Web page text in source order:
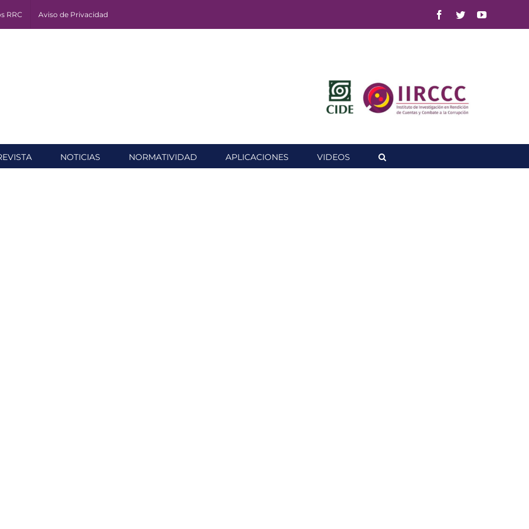
RRC Aviso de Privacidad Facebook
TwitterYouTube
NOTICIAS NORMATIVIDAD APLICACIONES VIDEOS